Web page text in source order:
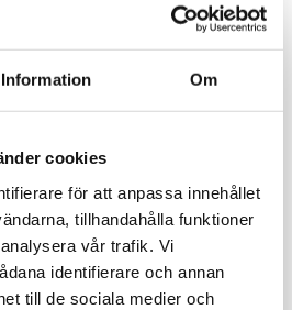
Information Om
cookies
för att anpassa innehållet
tillhandahålla funktioner
vår trafik. Vi
identifierare och annan
till de sociala medier och
ett
Dekal med Australian
Kelpie
Hjärtformad dekal 15cm bred i
3D-variant med Australian Kelpie
som har en klisterbaksida för
montering på bilruta m.m.
109SEK